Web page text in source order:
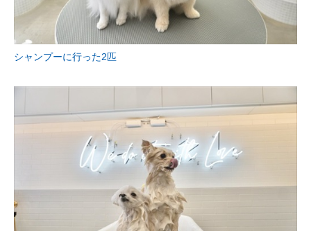
シャンプーに行った2匹